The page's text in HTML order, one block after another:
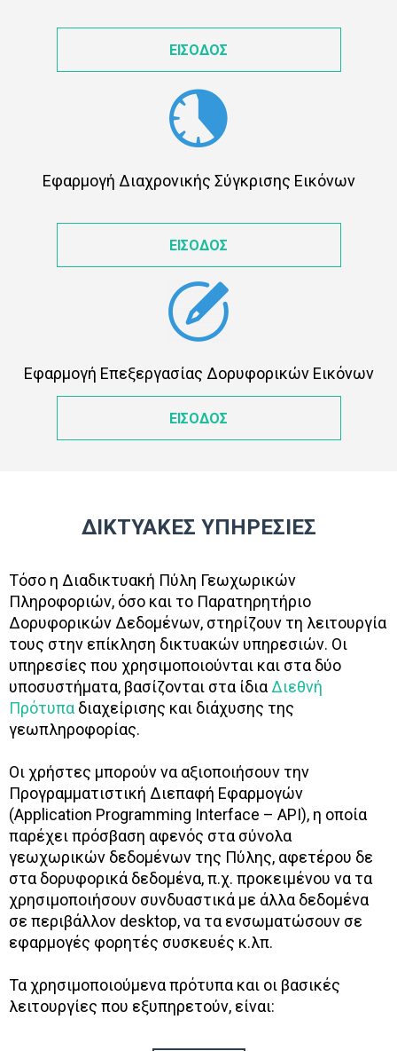
ΕΙΣΟΔΟΣ
Εφαρμογή Διαχρονικής Σύγκρισης Εικόνων
ΕΙΣΟΔΟΣ
Εφαρμογή Επεξεργασίας Δορυφορικών Εικόνων
ΕΙΣΟΔΟΣ
ΔΙΚΤΥΑΚΕΣ ΥΠΗΡΕΣΙΕΣ
Τόσο η Διαδικτυακή Πύλη Γεωχωρικών
Πληροφοριών, όσο και το Παρατηρητήριο
Δορυφορικών Δεδομένων, στηρίζουν τη λειτουργία
τους στην επίκληση δικτυακών υπηρεσιών. Οι
υπηρεσίες που χρησιμοποιούνται και στα δύο
υποσυστήματα, βασίζονται στα ίδια Διεθνή
Πρότυπα διαχείρισης και διάχυσης της
γεωπληροφορίας.
Οι χρήστες μπορούν να αξιοποιήσουν την
Προγραμματιστική Διεπαφή Εφαρμογών
(Application Programming Interface – API), η οποία
παρέχει πρόσβαση αφενός στα σύνολα
γεωχωρικών δεδομένων της Πύλης, αφετέρου δε
στα δορυφορικά δεδομένα, π.χ. προκειμένου να τα
χρησιμοποιήσουν συνδυαστικά με άλλα δεδομένα
σε περιβάλλον desktop, να τα ενσωματώσουν σε
εφαρμογές φορητές συσκευές κ.λπ.
Τα χρησιμοποιούμενα πρότυπα και οι βασικές
λειτουργίες που εξυπηρετούν, είναι: